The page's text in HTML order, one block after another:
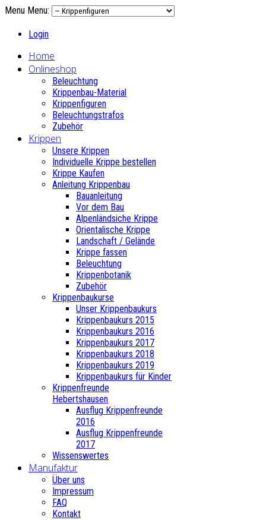
Menu Menu:
Login
Home
Onlineshop
Beleuchtung
Krippenbau-Material
Krippenfiguren
Beleuchtungstrafos
Zubehör
Krippen
Unsere Krippen
Individuelle Krippe bestellen
Krippe Kaufen
Anleitung Krippenbau
Bauanleitung
Vor dem Bau
Alpenländsiche Krippe
Orientalische Krippe
Landschaft / Gelände
Krippe fassen
Beleuchtung
Krippenbotanik
Zubehör
Krippenbaukurse
Unser Krippenbaukurs
Krippenbaukurs 2015
Krippenbaukurs 2016
Krippenbaukurs 2017
Krippenbaukurs 2018
Krippenbaukurs 2019
Krippenbaukurs für Kinder
Krippenfreunde
Hebertshausen
Ausflug Krippenfreunde
2016
Ausflug Krippenfreunde
2017
Wissenswertes
Manufaktur
Über uns
Impressum
FAQ
Kontakt